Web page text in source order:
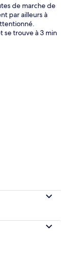
Suite
de marche de
par ailleurs à
se trouve à 3 min